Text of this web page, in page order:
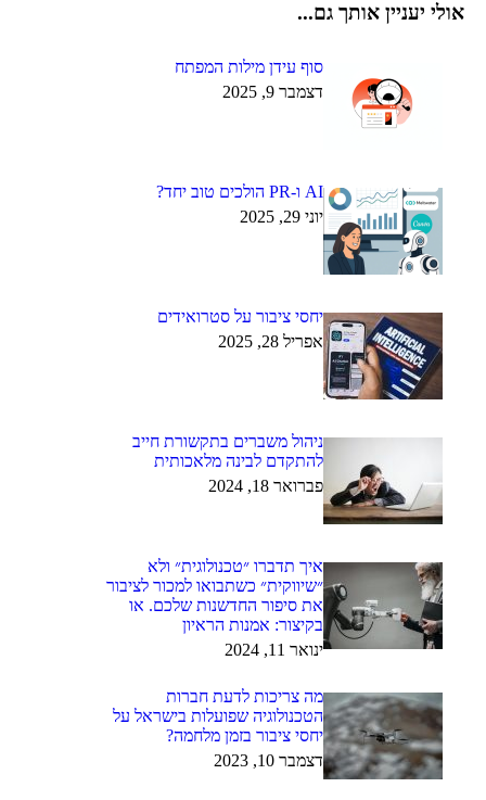
אולי יעניין אותך גם...
סוף עידן מילות המפתח
דצמבר 9, 2025
AI ו-PR הולכים טוב יחד?
יוני 29, 2025
יחסי ציבור על סטרואידים
אפריל 28, 2025
ניהול משברים בתקשורת חייב
להתקדם לבינה מלאכותית
פברואר 18, 2024
איך תדברו ״טכנולוגית״ ולא
״שיווקית״ כשתבואו למכור לציבור
את סיפור החדשנות שלכם. או
בקיצור: אמנות הראיון
ינואר 11, 2024
מה צריכות לדעת חברות
הטכנולוגיה שפועלות בישראל על
יחסי ציבור בזמן מלחמה?
דצמבר 10, 2023